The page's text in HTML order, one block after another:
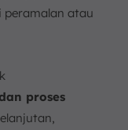
peramalan atau
proses